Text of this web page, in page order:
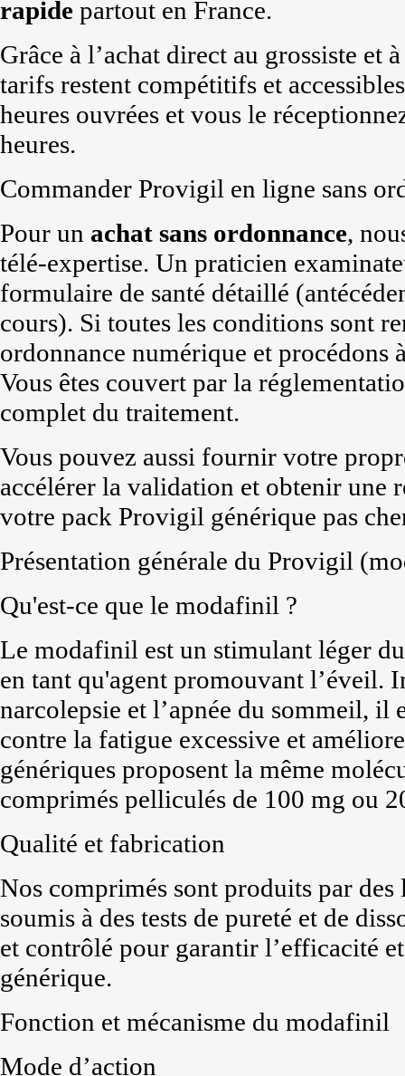
rapide partout en France.
Grâce à l’achat direct au grossiste et
tarifs restent compétitifs et
heures ouvrées et vous le
heures.
Commander Provigil en ligne sans
Pour un achat sans ordonnance,
télé-expertise. Un praticien
formulaire de santé détaillé
cours). Si toutes les conditions sont
ordonnance numérique et procédons
Vous êtes couvert par la
complet du traitement.
Vous pouvez aussi fournir votre
accélérer la validation et obtenir une
votre pack Provigil générique pas
Présentation générale du Provigil
Qu'est-ce que le modafinil ?
Le modafinil est un stimulant léger
en tant qu'agent promouvant l’éveil.
narcolepsie et l’apnée du sommeil,
contre la fatigue excessive et
génériques proposent la même
comprimés pelliculés de 100 mg ou
Qualité et fabrication
Nos comprimés sont produits par
soumis à des tests de pureté et de
et contrôlé pour garantir l’efficacité
générique.
Fonction et mécanisme du modafinil
Mode d’action